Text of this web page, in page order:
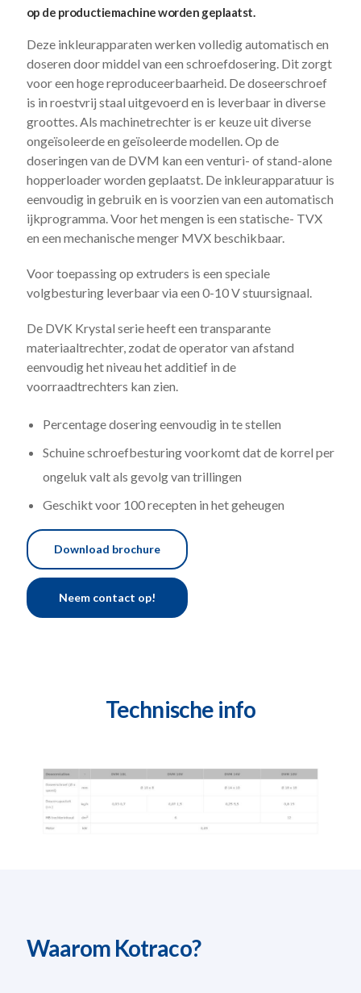
op de productiemachine worden geplaatst.
Deze inkleurapparaten werken volledig automatisch en
doseren door middel van een schroefdosering. Dit zorgt
voor een hoge reproduceerbaarheid. De doseerschroef
is in roestvrij staal uitgevoerd en is leverbaar in diverse
groottes. Als machinetrechter is er keuze uit diverse
ongeïsoleerde en geïsoleerde modellen. Op de
doseringen van de DVM kan een venturi- of stand-alone
hopperloader worden geplaatst. De inkleurapparatuur is
eenvoudig in gebruik en is voorzien van een automatisch
ijkprogramma. Voor het mengen is een statische- TVX
en een mechanische menger MVX beschikbaar.
Voor toepassing op extruders is een speciale
volgbesturing leverbaar via een 0-10 V stuursignaal.
De DVK Krystal serie heeft een transparante
materiaaltrechter, zodat de operator van afstand
eenvoudig het niveau het additief in de
voorraadtrechters kan zien.
Percentage dosering eenvoudig in te stellen
Schuine schroefbesturing voorkomt dat de korrel per
ongeluk valt als gevolg van trillingen
Geschikt voor 100 recepten in het geheugen
Download brochure
Neem contact op!
Technische info
Waarom Kotraco?